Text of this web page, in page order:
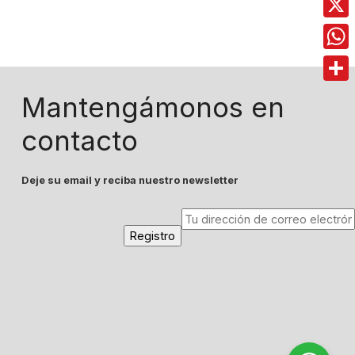
Mantengámonos en
contacto
Deje su email y reciba nuestro newsletter
X